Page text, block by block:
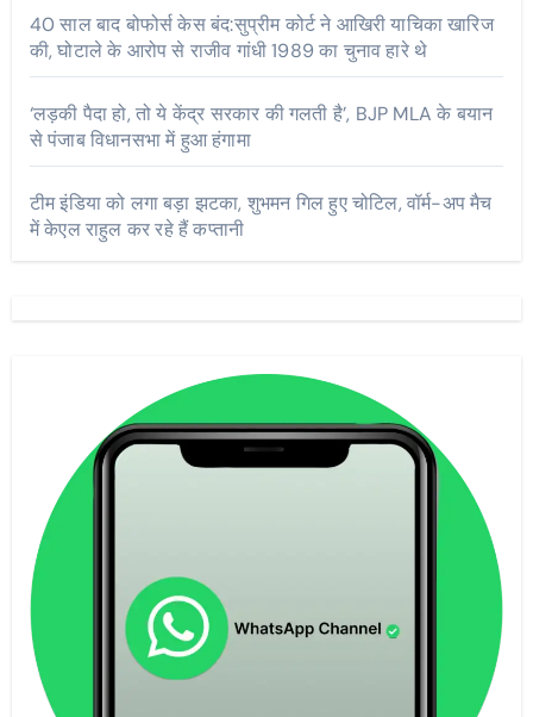
40 साल बाद बोफोर्स केस बंद:सुप्रीम कोर्ट ने आखिरी याचिका खारिज
की, घोटाले के आरोप से राजीव गांधी 1989 का चुनाव हारे थे
‘लड़की पैदा हो, तो ये केंद्र सरकार की गलती है’, BJP MLA के बयान
से पंजाब विधानसभा में हुआ हंगामा
टीम इंडिया को लगा बड़ा झटका, शुभमन गिल हुए चोटिल, वॉर्म-अप मैच
में केएल राहुल कर रहे हैं कप्तानी